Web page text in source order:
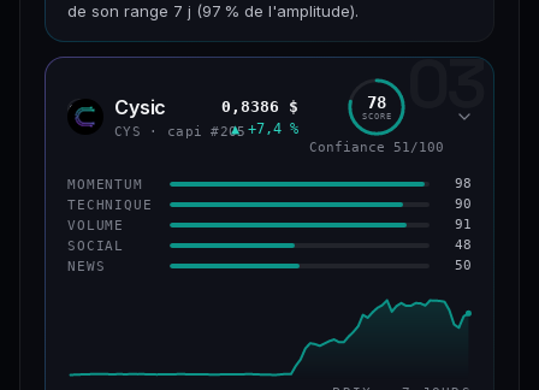
de son range 7 j (97 % de l'amplitude).
CAP. MARCHÉ VOLUME 24 H
VAR. 7 J VAR. 30 J
+2,1 %
VS ATH
−69,5 % #90
CONFIANCE 61/100
03
CYS Cysic
CYS · capi #205
0,8386 $
▲ +7,4 %
78
SCORE
Confiance 51/100
MOMENTUM 98
TECHNIQUE 90
VOLUME 91
SOCIAL 48
NEWS 50